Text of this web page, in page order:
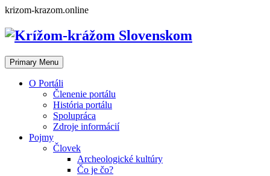
Skip
content
krizom-krazom.online
Primary Menu
O Portáli
Členenie portálu
História portálu
Spolupráca
Zdroje informácií
Pojmy
Človek
Archeologické kultúry
Čo je čo?